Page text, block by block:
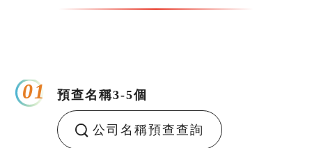
01 預查名稱3-5個
公司名稱預查查詢